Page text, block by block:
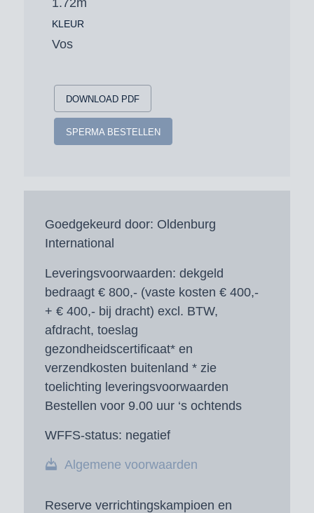
KLEUR
Vos
DOWNLOAD PDF
SPERMA BESTELLEN
Goedgekeurd door: Oldenburg
International
Leveringsvoorwaarden: dekgeld
bedraagt € 800,- (vaste kosten € 400,-
+ € 400,- bij dracht) excl. BTW,
afdracht, toeslag
gezondheidscertificaat* en
verzendkosten buitenland * zie
toelichting leveringsvoorwaarden
Bestellen voor 9.00 uur ‘s ochtends
WFFS-status: negatief
Algemene voorwaarden
Reserve verrichtingskampioen en